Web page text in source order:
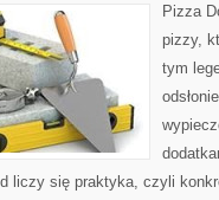
Pizza
pizzy,
tym
liczy się praktyka, czyli